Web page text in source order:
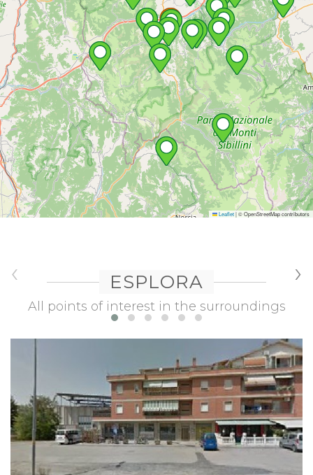
Leaflet|© OpenStreetMap contributors
ESPLORA
All points of interest in the surroundings
‹ ›